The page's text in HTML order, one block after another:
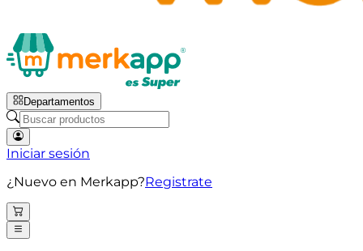
Departamentos
Iniciar sesión
¿Nuevo en Merkapp?Registrate